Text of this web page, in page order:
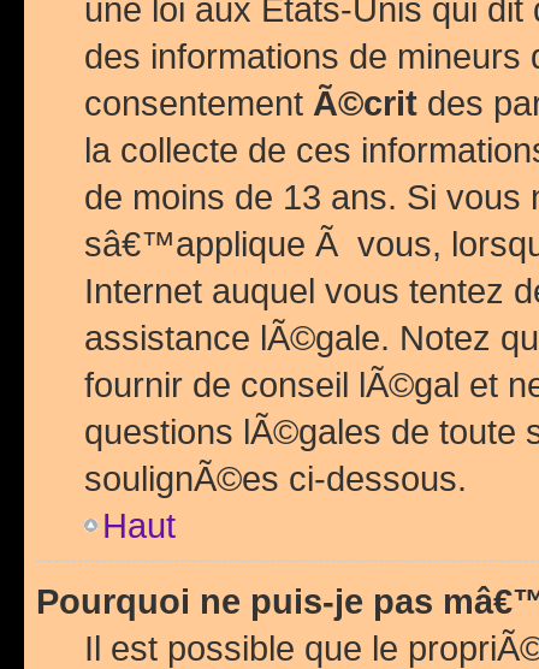
une loi aux Etats-Unis qui
des informations de mineurs
consentement Ã©crit des
la collecte de ces
de moins de 13 ans. Si
sâ€™applique Ã vous,
Internet auquel vous tentez
assistance lÃ©gale. Notez
fournir de conseil lÃ©gal et
questions lÃ©gales de
soulignÃ©es ci-dessous.
Haut
Pourquoi ne puis-je pas
Il est possible que le